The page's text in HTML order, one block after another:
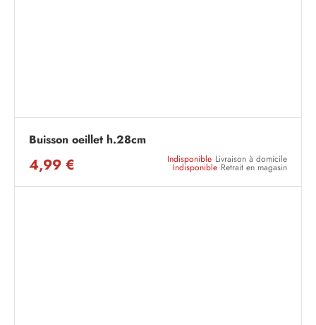
Buisson oeillet h.28cm
4,99 € Indisponible Livraison à domicile
Indisponible Retrait en magasin